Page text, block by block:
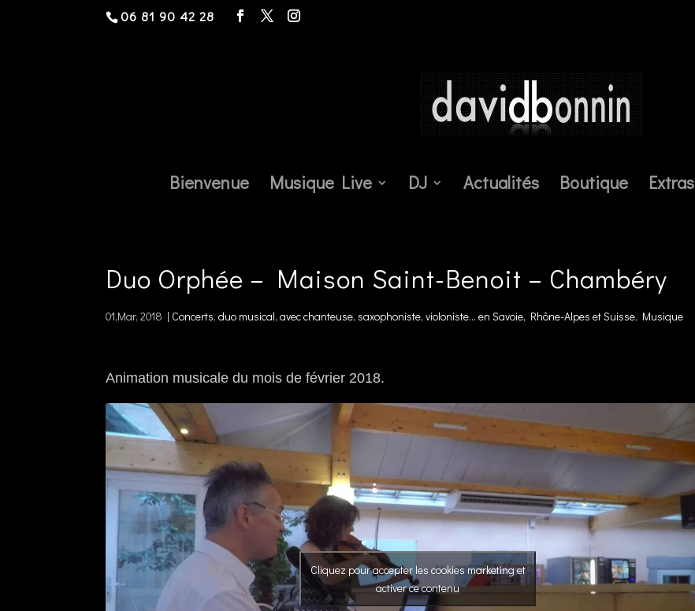
06 81 90 42 28
Bienvenue Musique Live DJ Actualités Boutique Extras
Duo Orphée – Maison Saint-Benoit – Chambéry
01,Mar, 2018 | Concerts,duo musical, avec chanteuse, saxophoniste, violoniste... en Savoie, Rhône-Alpes et Suisse, Musique
Animation musicale du mois de février 2018.
Cliquez pour accepter les cookies marketing et
activer ce contenu